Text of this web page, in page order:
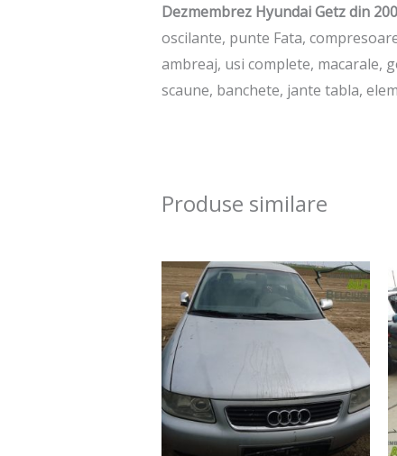
Dezmembrez Hyundai Getz din
oscilante, punte Fata,
ambreaj, usi complete, macarale,
scaune, banchete, jante tabla,
Produse similare